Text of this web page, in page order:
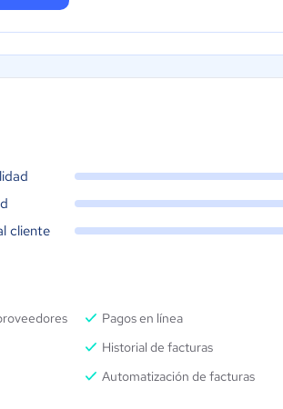
cliente
Pagos en línea
Historial de facturas
Automatización de facturas